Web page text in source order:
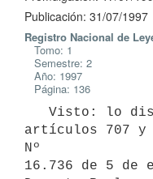
Publicación: 31/07/1997
Registro Nacional de
Tomo: 1
Semestre: 2
Año: 1997
Página: 136
artículos 707 y
Nº
16.736 de 5 de